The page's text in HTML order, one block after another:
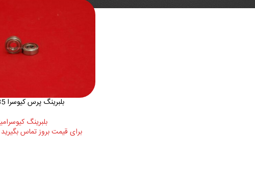
بلبرینگ پرس کیوسرا kM3035
بلبرینگ
برای قیمت بروز تماس بگیرید ۰۲۱۸۸۸۶۰۷۹۷